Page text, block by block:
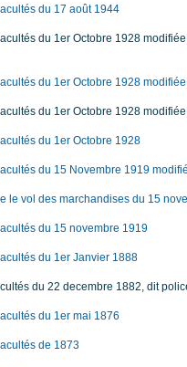
du 17 août 1944
du 1er Octobre 1928
du 1er Octobre 1928
du 1er Octobre 1928
du 1er Octobre 1928
du 15 Novembre 1919
le vol des marchandises du 15
du 15 novembre 1919
du 1er Janvier 1888
du 22 decembre 1882, dit
du 1er mai 1876
de 1873